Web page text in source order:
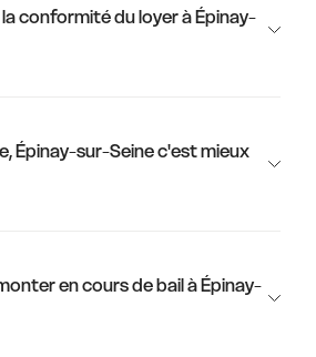
conformité du loyer à Épinay-
Épinay-sur-Seine c'est mieux
en cours de bail à Épinay-